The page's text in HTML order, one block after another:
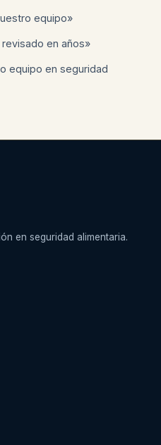
equipo»
revisado en años»
equipo en seguridad
en seguridad alimentaria.